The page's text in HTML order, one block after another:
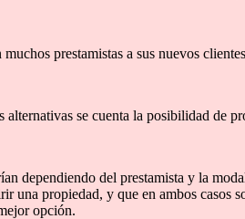
prestamistas a sus nuevos
alternativas se cuenta la posibilidad de
dependiendo del prestamista y la
una propiedad, y que en ambos casos
opción.